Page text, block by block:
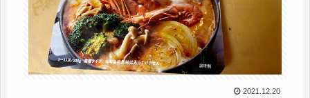
2021.12.20